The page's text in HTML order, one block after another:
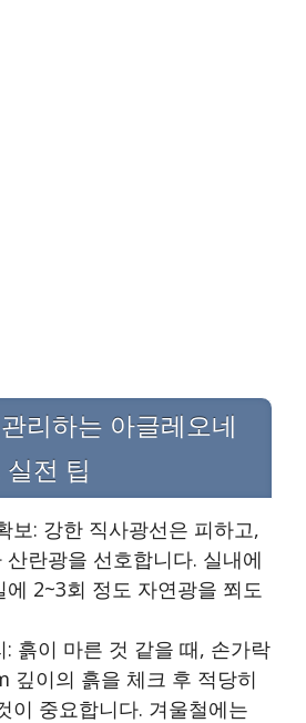
리하는 아글레오네
전 팁
보: 강한 직사광선은 피하고,
산란광을 선호합니다. 실내에
에 2~3회 정도 자연광을 쬐도
: 흙이 마른 것 같을 때, 손가락
깊이의 흙을 체크 후 적당히
이 중요합니다. 겨울철에는